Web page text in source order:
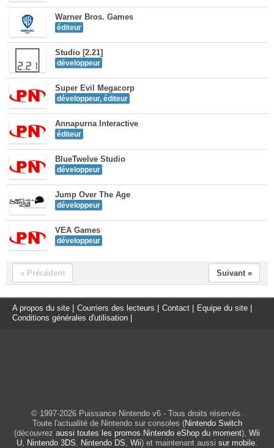
Warner Bros. Games
éditeur
Studio [2.21]
développeur
Super Evil Megacorp
développeur, éditeur
Annapurna Interactive
éditeur
BlueTwelve Studio
développeur
Jump Over The Age
développeur
VEA Games
développeur
« Précédent Suivant »
A propos du site Courriers des lecteurs Contact Equipe du site
Conditions générales d'utilisation
© 1997-2026 Puissance Nintendo v6 - Tous droits réservés.
Toute l'actualité de Nintendo sur consoles (Nintendo Switch
(découvrez aussi toutes les promos Nintendo eShop du moment), Wii
U, Nintendo 3DS, Nintendo DS, Wii) et maintenant aussi sur mobile.